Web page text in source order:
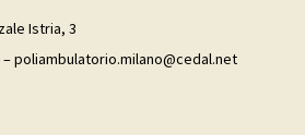
Istria, 3
– poliambulatorio.milano@cedal.net